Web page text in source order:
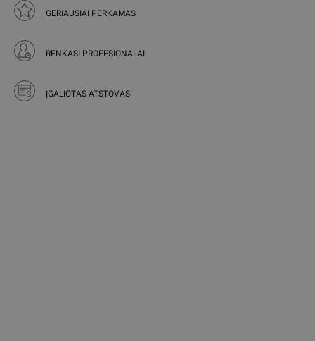
GERIAUSIAI PERKAMAS
RENKASI PROFESIONALAI
ĮGALIOTAS ATSTOVAS